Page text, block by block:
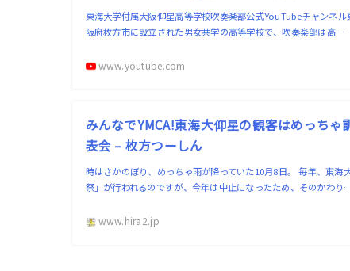
東海大学付属大阪仰星高等学校吹奏楽部公式YouTubeチャンネ
阪府枚方市に設立された男女共学の高等学校で、吹奏楽部は高…
www.youtube.com
みんなでYMCA!東海大仰星の観客はめっち
表会 – 枚方つーしん
時はさかのぼり、めっちゃ雨が降っていた10月8日。 毎年、東
祭」が行われるのですが、今年は中止になったため、そのかわり
www.hira2.jp